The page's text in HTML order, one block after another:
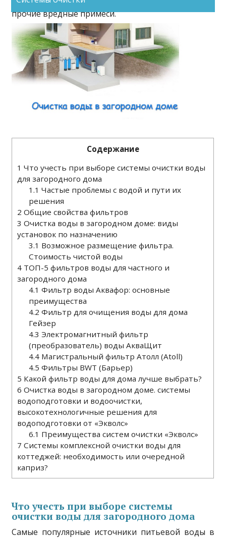
присутствовать бактерии, соли жесткости,
прочие вредные примеси.
Содержание
1 Что учесть при выборе системы очистки воды
для загородного дома
1.1 Частые проблемы с водой и пути их
решения
2 Общие свойства фильтров
3 Очистка воды в загородном доме: виды
установок по назначению
3.1 Возможное размещение фильтра.
Стоимость чистой воды
4 ТОП-5 фильтров воды для частного и
загородного дома
4.1 Фильтр воды Аквафор: основные
преимущества
4.2 Фильтр для очищения воды для дома
Гейзер
4.3 Электромагнитный фильтр
(преобразователь) воды АкваЩит
4.4Магистральный фильтр Атолл (Atoll)
4.5 Фильтры BWT (Барьер)
5 Какой фильтр воды для дома лучше выбрать?
6 Очистка воды в загородном доме. системы
водоподготовки и водоочистки,
высокотехнологичные решения для
водоподготовки от «Экволс»
6.1 Преимущества систем очистки «Экволс»
7 Системы комплексной очистки воды для
коттеджей: необходимость или очередной
каприз?
Что учесть при выборе системы
очистки воды для загородного дома
Самые популярные источники питьевой воды в